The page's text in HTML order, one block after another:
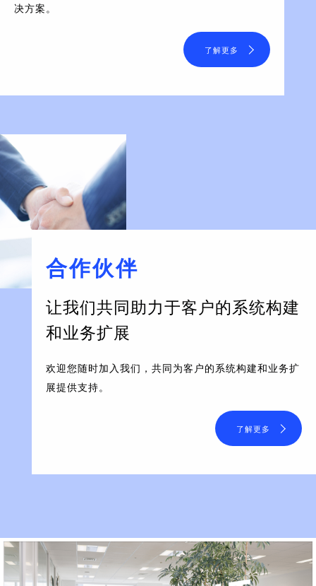
决方案。
了解更多
合作伙伴
让我们共同助力于客户的系统构建
和业务扩展
欢迎您随时加入我们，共同为客户的系统构建和业务扩
展提供支持。
了解更多